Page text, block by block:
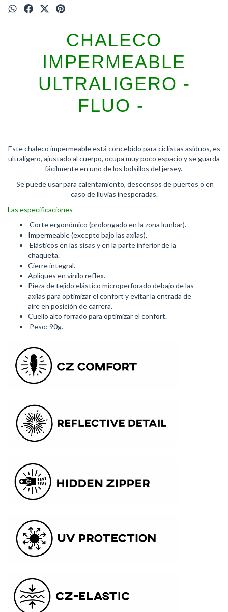
CHALECO
IMPERMEABLE
ULTRALIGERO -
FLUO -
Este chaleco impermeable está concebido para ciclistas asiduos, es
ultraligero, ajustado al cuerpo, ocupa muy poco espacio y se guarda
fácilmente en uno de los bolsillos del jersey.
Se puede usar para calentamiento, descensos de puertos o en
caso de lluvias inesperadas.
Las especificaciones
Corte ergonómico (prolongado en la zona lumbar).
Impermeable (excepto bajo las axilas).
Elásticos en las sisas y en la parte inferior de la
chaqueta.
Cierre integral.
Apliques en vinilo reflex.
Pieza de tejido elástico microperforado debajo de las
axilas para optimizar el confort y evitar la entrada de
aire en posición de carrera.
Cuello alto forrado para optimizar el confort.
Peso: 90g.